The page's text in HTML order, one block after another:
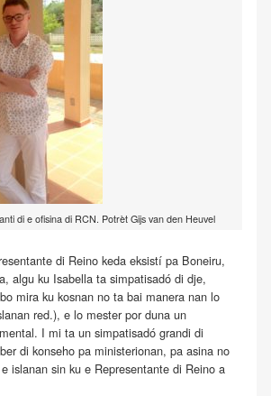
di e ofisina di RCN. Potrèt Gijs van den Heuvel
di Reino keda eksistí pa Boneiru,
algu ku Isabella ta simpatisadó di dje,
mira ku kosnan no ta bai manera nan lo
red.), e lo mester por duna un
I mi ta un simpatisadó grandi di
di konseho pa ministerionan, pa asina no
islanan sin ku e Representante di Reino a